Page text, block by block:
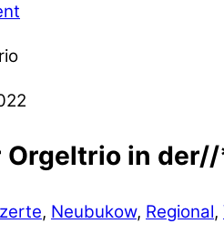
Orgeltrio in
, Neubukow, Regional,